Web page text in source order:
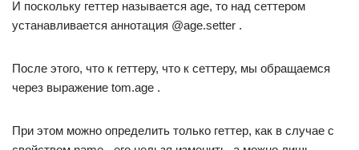
И поскольку геттер называется age, то над сеттером
устанавливается аннотация @age.setter .
После этого, что к геттеру, что к сеттеру, мы обращаемся
через выражение tom.age .
При этом можно определить только геттер, как в случае с